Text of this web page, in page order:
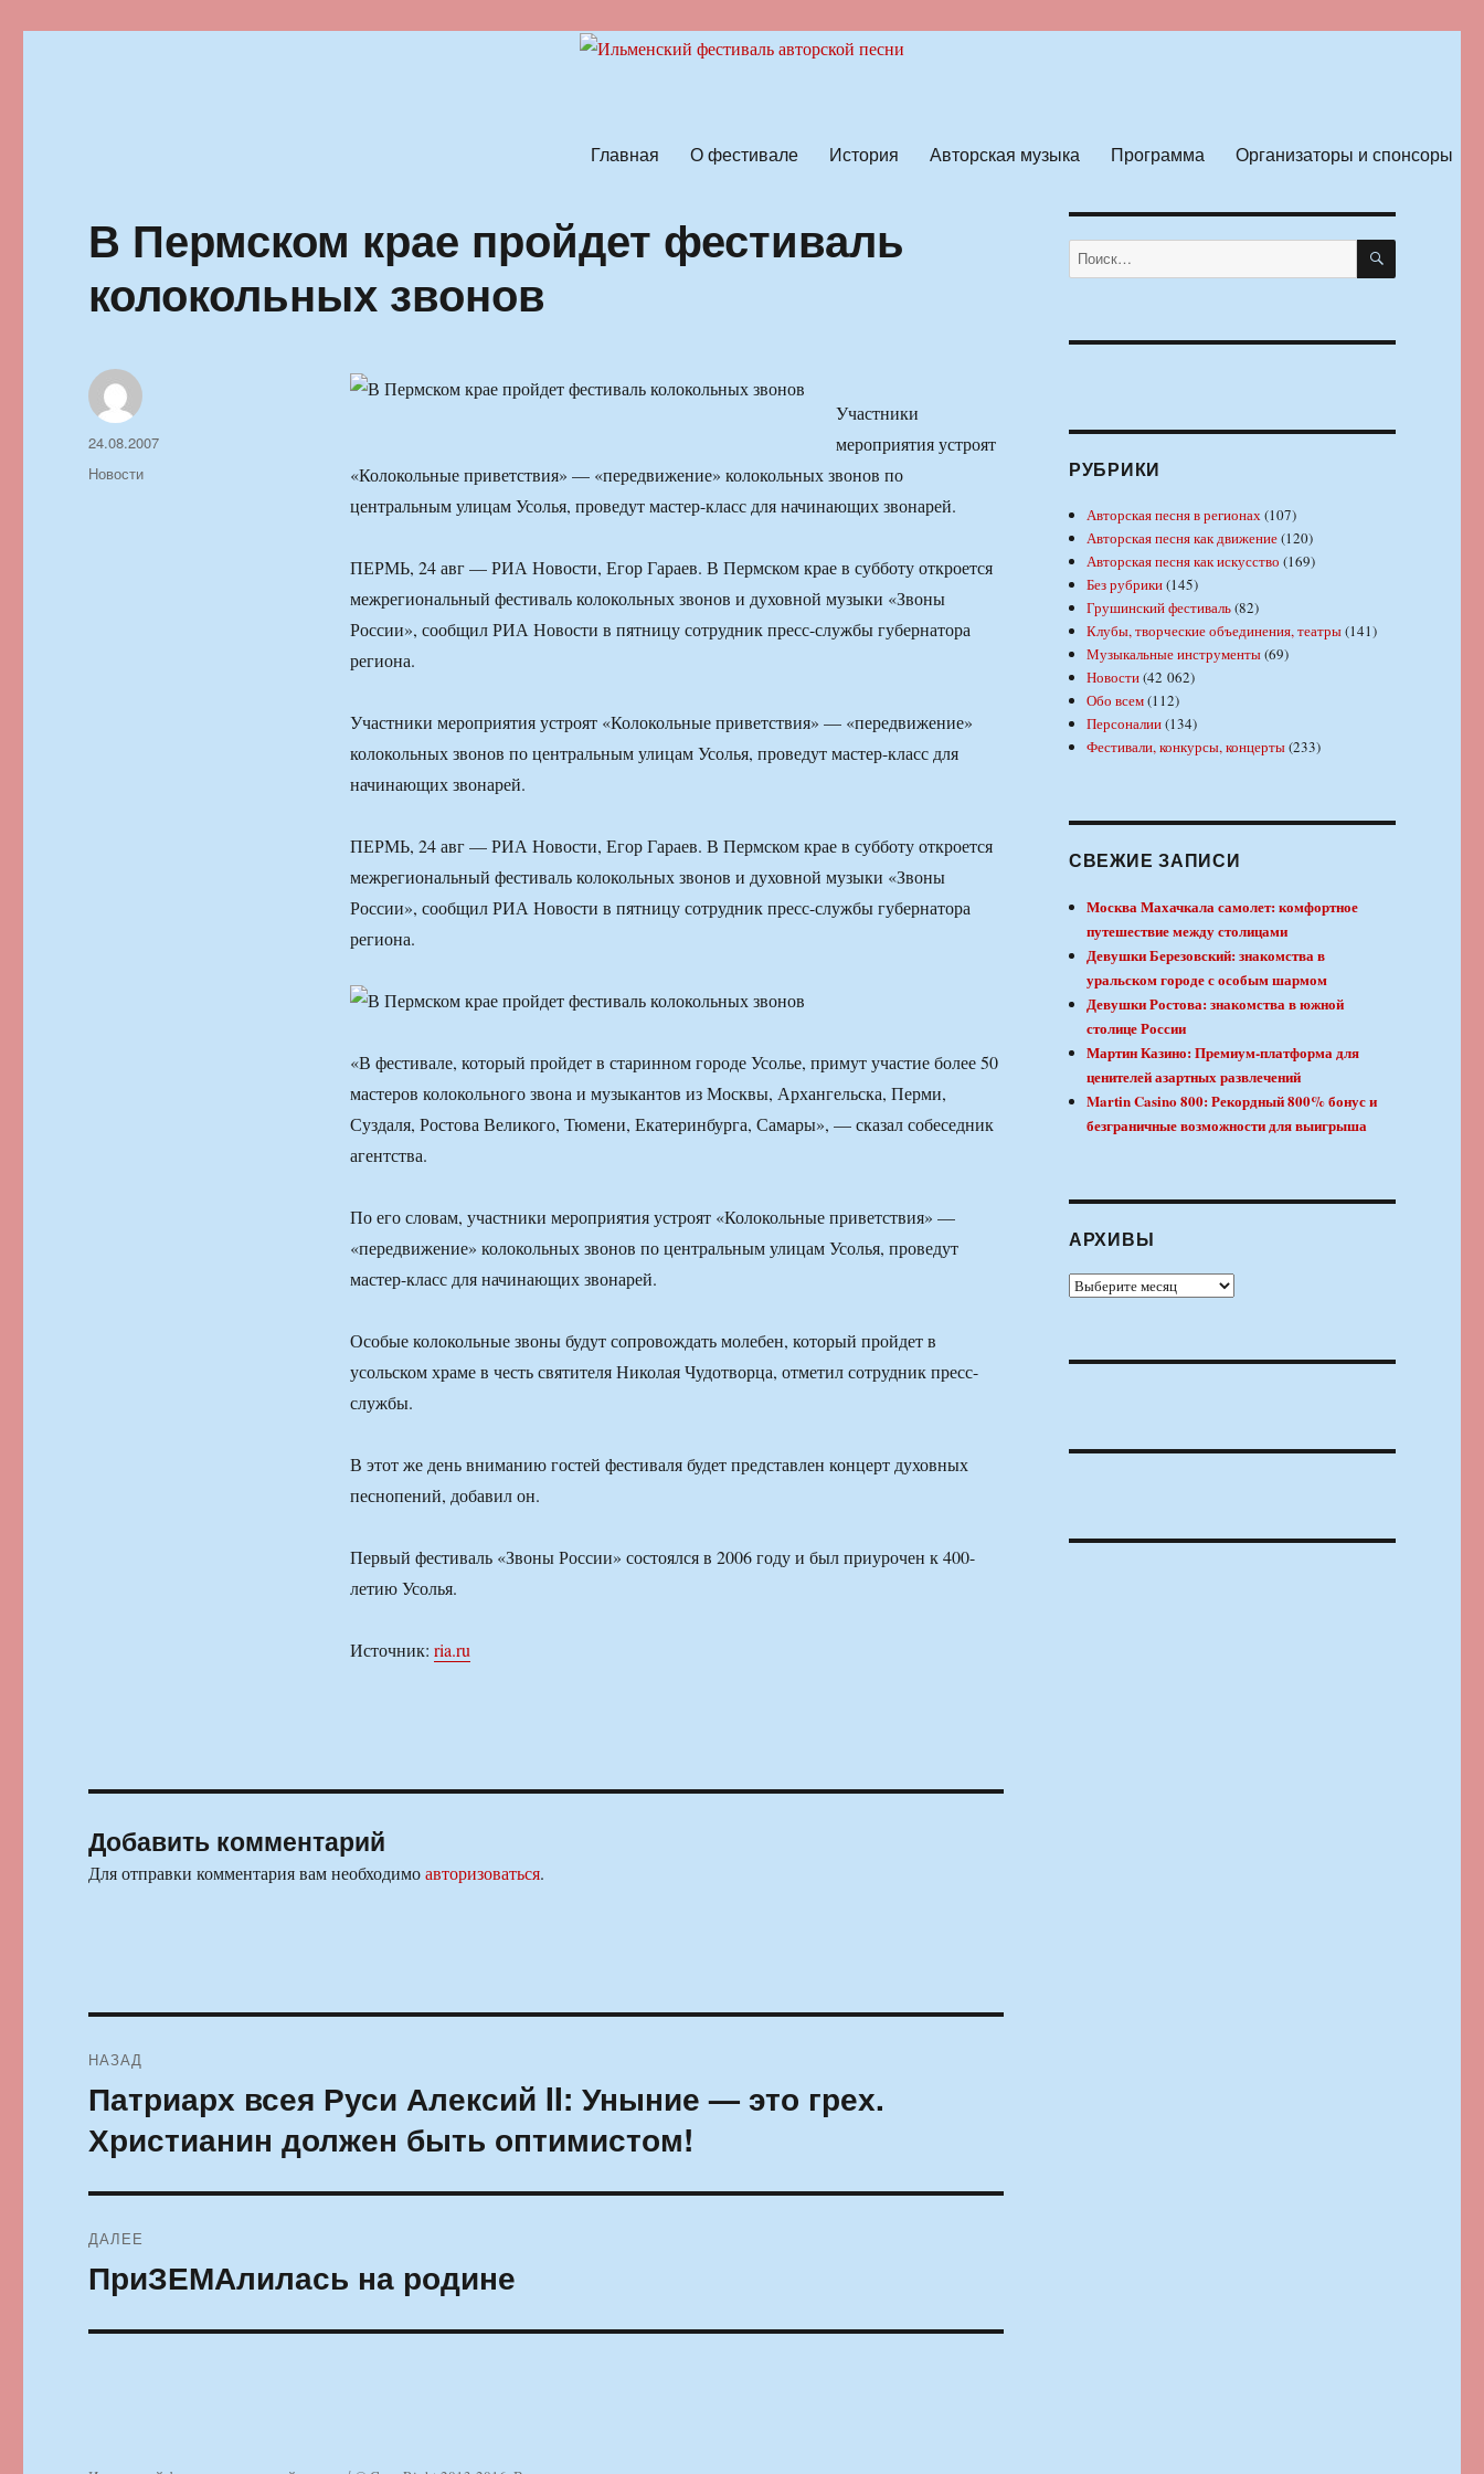
Главная О фестивале История Авторская музыка Программа Организаторы и спонсоры
В Пермском крае пройдет фестиваль
колокольных звонов
Участники
мероприятия устроят
«Колокольные приветствия» — «передвижение» колокольных звонов по
центральным улицам Усолья, проведут мастер-класс для начинающих звонарей.
ПЕРМЬ, 24 авг — РИА Новости, Егор Гараев. В Пермском крае в субботу откроется
межрегиональный фестиваль колокольных звонов и духовной музыки «Звоны
России», сообщил РИА Новости в пятницу сотрудник пресс-службы губернатора
региона.
Участники мероприятия устроят «Колокольные приветствия» — «передвижение»
колокольных звонов по центральным улицам Усолья, проведут мастер-класс для
начинающих звонарей.
ПЕРМЬ, 24 авг — РИА Новости, Егор Гараев. В Пермском крае в субботу откроется
межрегиональный фестиваль колокольных звонов и духовной музыки «Звоны
России», сообщил РИА Новости в пятницу сотрудник пресс-службы губернатора
региона.
«В фестивале, который пройдет в старинном городе Усолье, примут участие более 50
мастеров колокольного звона и музыкантов из Москвы, Архангельска, Перми,
Суздаля, Ростова Великого, Тюмени, Екатеринбурга, Самары», — сказал собеседник
агентства.
По его словам, участники мероприятия устроят «Колокольные приветствия» —
«передвижение» колокольных звонов по центральным улицам Усолья, проведут
мастер-класс для начинающих звонарей.
Особые колокольные звоны будут сопровождать молебен, который пройдет в
усольском храме в честь святителя Николая Чудотворца, отметил сотрудник пресс-
службы.
В этот же день вниманию гостей фестиваля будет представлен концерт духовных
песнопений, добавил он.
Первый фестиваль «Звоны России» состоялся в 2006 году и был приурочен к 400-
летию Усолья.
Источник: ria.ru
Автор
Опубликовано
24.08.2007
Рубрики
Новости
Добавить комментарий
Для отправки комментария вам необходимоавторизоваться.
по
записям
НАЗАД
Предыдущая
запись:
Патриарх всея Руси Алексий II: Уныние — это грех.
Христианин должен быть оптимистом!
ДАЛЕЕ
Следующая
запись:
ПриЗЕМАлилась на родине
Искать: ПОИСК
РУБРИКИ
Авторская песня в регионах(107)
Авторская песня как движение(120)
Авторская песня как искусство (169)
Без рубрики(145)
Грушинский фестиваль(82)
Клубы, творческие объединения, театры(141)
Музыкальные инструменты(69)
Новости(42 062)
Обо всем(112)
Персоналии(134)
Фестивали, конкурсы, концерты(233)
СВЕЖИЕ ЗАПИСИ
Москва Махачкала самолет: комфортное
путешествие между столицами
Девушки Березовский: знакомства в
уральском городе с особым шармом
Девушки Ростова: знакомства в южной
столице России
Мартин Казино: Премиум-платформа для
ценителей азартных развлечений
Martin Casino 800: Рекордный 800% бонус и
безграничные возможности для выигрыша
АРХИВЫ
Архивы